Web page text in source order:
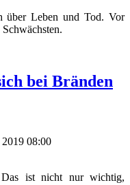
über Leben und Tod. Vor
bei Bränden
08:00
ist nicht nur wichtig,